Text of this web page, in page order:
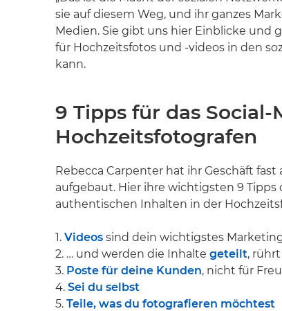
sie auf diesem Weg, und ihr ganzes
Medien. Sie gibt uns hier Einblicke und
für Hochzeitsfotos und -videos in den
kann.
9 Tipps für das
Hochzeitsfotografen
Rebecca Carpenter hat ihr Geschäft
aufgebaut. Hier ihre wichtigsten 9 Tipps
authentischen Inhalten in der
1. Videos sind dein wichtigstes
2. … und werden die Inhalte geteilt,
3. Poste für deine Kunden, nicht für
4. Sei du selbst
5. Teile, was du fotografieren möchtest